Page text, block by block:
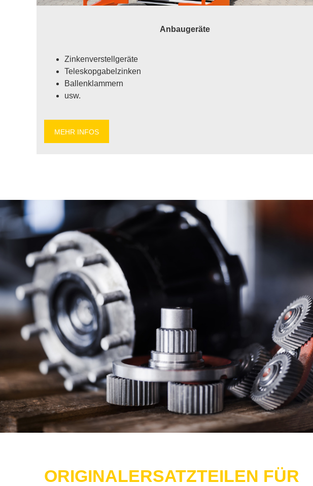
An­bau­ge­rä­te
Zin­ken­ver­stell­ge­rä­te
Te­le­s­kop­ga­bel­zin­ken
Bal­len­klam­mern
usw.
MEHR IN­FOS
ORI­GI­NAL­ERSATZ­TEI­LEN FÜR